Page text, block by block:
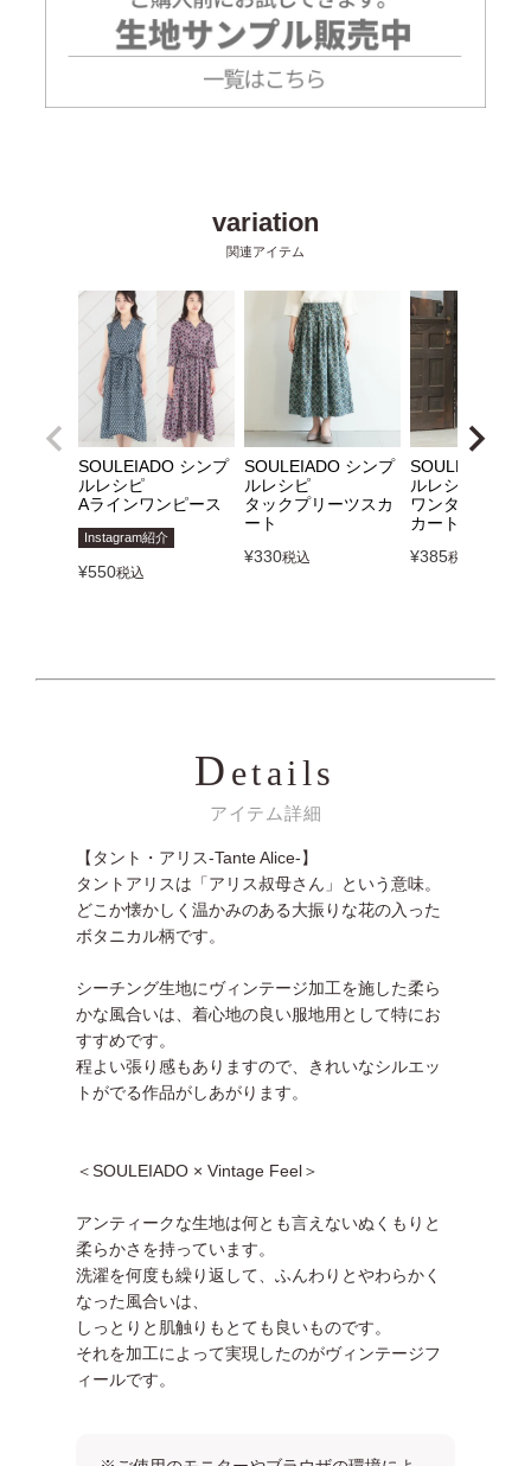
SOULEIADO シンプ
ルレシピ
Aラインワンピース
Instagram紹介
¥550税込
SOULEIADO シンプ
ルレシピ
タックプリーツスカ
ート
¥330税込
SOULEIADO シ
ルレシピ
ワンタックフレ
カート
¥385税込
D etails
アイテム詳細
【タント・アリス-Tante Alice-】
タントアリスは「アリス叔母さん」という意味。
どこか懐かしく温かみのある大振りな花の入った
ボタニカル柄です。
シーチング生地にヴィンテージ加工を施した柔ら
かな風合いは、着心地の良い服地用として特にお
すすめです。
程よい張り感もありますので、きれいなシルエッ
トがでる作品がしあがります。
＜SOULEIADO × Vintage Feel＞
アンティークな生地は何とも言えないぬくもりと
柔らかさを持っています。
洗濯を何度も繰り返して、ふんわりとやわらかく
なった風合いは、
しっとりと肌触りもとても良いものです。
それを加工によって実現したのがヴィンテージフ
ィールです。